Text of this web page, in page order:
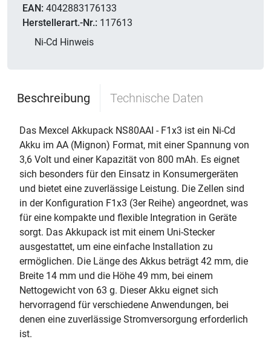
EAN: 4042883176133
Herstellerart.-Nr.: 117613
Ni-Cd Hinweis
Beschreibung Technische Daten
Das Mexcel Akkupack NS80AAI - F1x3 ist ein Ni-Cd
Akku im AA (Mignon) Format, mit einer Spannung von
3,6 Volt und einer Kapazität von 800 mAh. Es eignet
sich besonders für den Einsatz in Konsumergeräten
und bietet eine zuverlässige Leistung. Die Zellen sind
in der Konfiguration F1x3 (3er Reihe) angeordnet, was
für eine kompakte und flexible Integration in Geräte
sorgt. Das Akkupack ist mit einem Uni-Stecker
ausgestattet, um eine einfache Installation zu
ermöglichen. Die Länge des Akkus beträgt 42 mm, die
Breite 14 mm und die Höhe 49 mm, bei einem
Nettogewicht von 63 g. Dieser Akku eignet sich
hervorragend für verschiedene Anwendungen, bei
denen eine zuverlässige Stromversorgung erforderlich
ist.